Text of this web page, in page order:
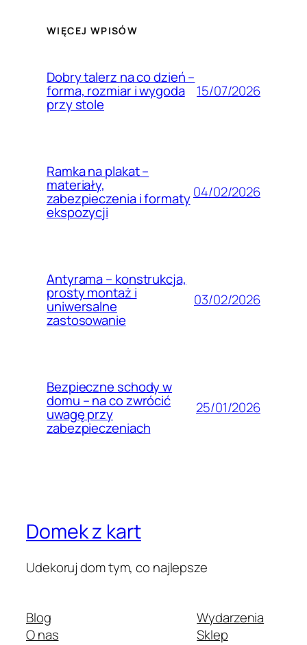
WIĘCEJ WPISÓW
Dobry talerz na co dzień –
forma, rozmiar i wygoda
przy stole
15/07/2026
Ramka na plakat –
materiały,
zabezpieczenia i formaty
ekspozycji
04/02/2026
Antyrama – konstrukcja,
prosty montaż i
uniwersalne
zastosowanie
03/02/2026
Bezpieczne schody w
domu – na co zwrócić
uwagę przy
zabezpieczeniach
25/01/2026
Domek z kart
Udekoruj dom tym, co najlepsze
Blog
O nas
Wydarzenia
Sklep